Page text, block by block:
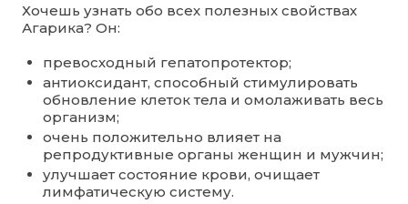
Хочешь узнать обо всех полезных свойствах
Агарика? Он:
превосходный гепатопротектор;
антиоксидант, способный стимулировать
обновление клеток тела и омолаживать весь
организм;
очень положительно влияет на
репродуктивные органы женщин и мужчин;
улучшает состояние крови, очищает
лимфатическую систему.